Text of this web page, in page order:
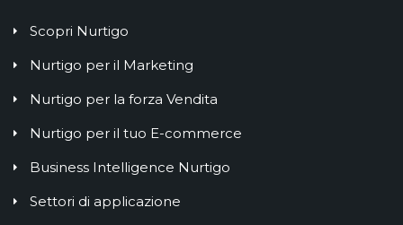
Scopri Nurtigo
Nurtigo per il Marketing
Nurtigo per la forza Vendita
Nurtigo per il tuo E-commerce
Business Intelligence Nurtigo
Settori di applicazione